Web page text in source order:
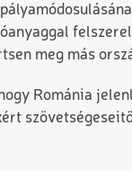
meg más
Románia